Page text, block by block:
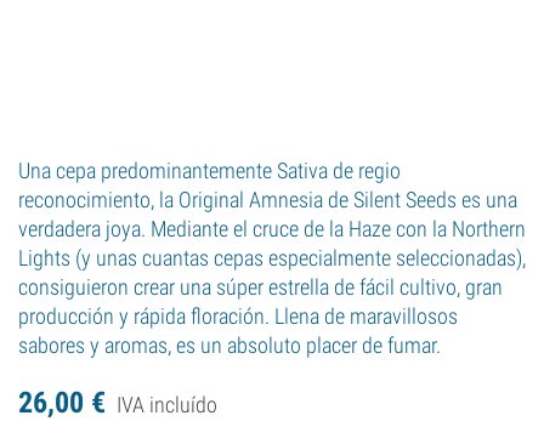
Una cepa predominantemente Sativa de regio
reconocimiento, la Original Amnesia de Silent Seeds es una
verdadera joya. Mediante el cruce de la Haze con la Northern
Lights (y unas cuantas cepas especialmente seleccionadas),
consiguieron crear una súper estrella de fácil cultivo, gran
producción y rápida floración. Llena de maravillosos
sabores y aromas, es un absoluto placer de fumar.
26,00 € IVA incluído